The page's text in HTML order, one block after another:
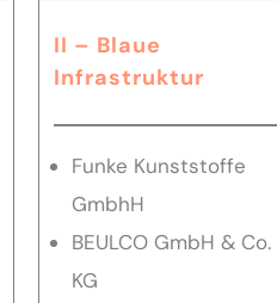
II – Blaue
Infrastruktur
Funke Kunststoffe
GmbhH
BEULCO GmbH & Co.
KG